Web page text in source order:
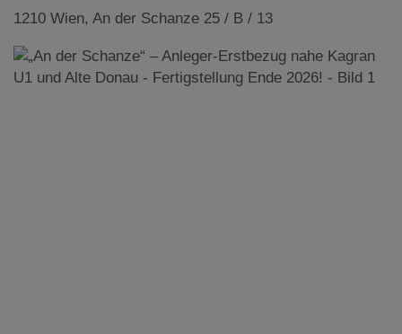
1210 Wien, An der Schanze 25 / B / 13